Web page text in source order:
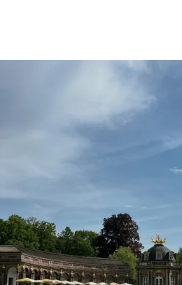
Lust auf einen Städtetrip innerhalb Deutschlan